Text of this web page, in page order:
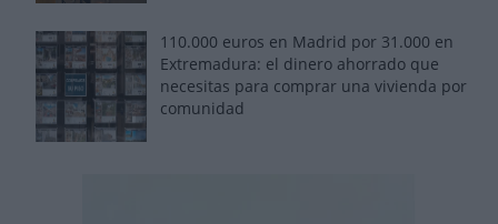
110.000 euros en Madrid por 31.000 en
Extremadura: el dinero ahorrado que
necesitas para comprar una vivienda por
comunidad